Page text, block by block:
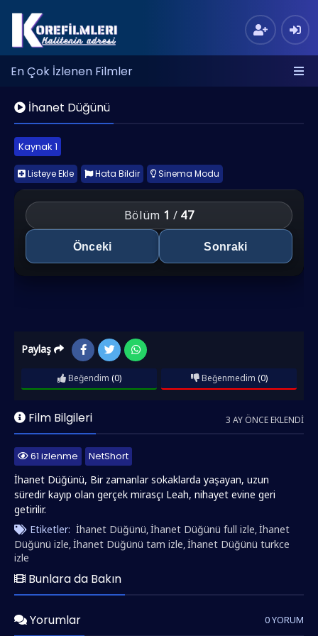
En Çok İzlenen Filmler
İhanet Düğünü
Kaynak 1
Listeye Ekle Hata Bildir Sinema Modu
Bölüm 1 / 47
Önceki Sonraki
Paylaş
Beğendim (0) Beğenmedim (0)
Film Bilgileri 3 AY ÖNCE EKLENDI
61 izlenme
NetShort
İhanet Düğünü, Bir zamanlar sokaklarda yaşayan, uzun
süredir kayıp olan gerçek mirasçı Leah, nihayet evine geri
getirilir.
Etiketler: İhanet Düğünü,İhanet Düğünü full izle,İhanet
Düğünü izle,İhanet Düğünü tam izle,İhanet Düğünü turkce
izle
Bunlara da Bakın
Yorumlar 0 YORUM